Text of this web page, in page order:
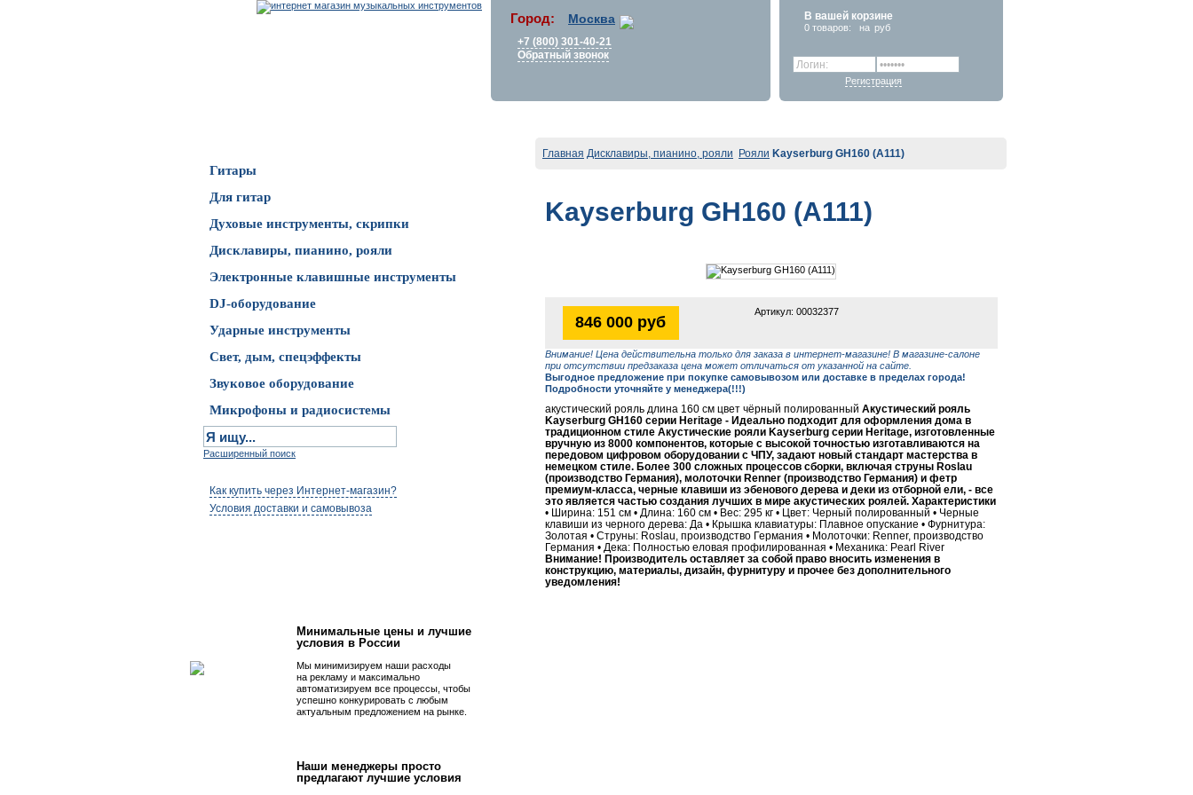
Город: Москва
+7 (800) 301-40-21
Обратный звонок
В вашей корзине
0 товаров: на руб
Регистрация
Гитары
Для гитар
Духовые инструменты, скрипки
Дисклавиры, пианино, рояли
Электронные клавишные инструменты
DJ-оборудование
Ударные инструменты
Свет, дым, спецэффекты
Звуковое оборудование
Микрофоны и радиосистемы
Расширенный поиск
Как купить через Интернет-магазин?
Условия доставки и самовывоза
Минимальные цены и лучшие
условия в России
Мы минимизируем наши расходы
на рекламу и максимально
автоматизируем все процессы, чтобы
успешно конкурировать с любым
актуальным предложением на рынке.
Наши менеджеры просто
предлагают лучшие условия
Главная Дисклавиры, пианино, рояли Рояли Kayserburg GH160 (A111)
Kayserburg GH160 (A111)
846 000 руб
Артикул: 00032377
Внимание! Цена действительна только для заказа в интернет-магазине! В магазине-салоне
при отсутствии предзаказа цена может отличаться от указанной на сайте.
Выгодное предложение при покупке самовывозом или доставке в пределах города!
Подробности уточняйте у менеджера(!!!)
акустический рояль длина 160 см цвет чёрный полированный Акустический рояль
Kayserburg GH160 серии Heritage - Идеально подходит для оформления дома в
традиционном стиле Акустические рояли Kayserburg серии Heritage, изготовленные
вручную из 8000 компонентов, которые с высокой точностью изготавливаются на
передовом цифровом оборудовании с ЧПУ, задают новый стандарт мастерства в
немецком стиле. Более 300 сложных процессов сборки, включая струны Roslau
(производство Германия), молоточки Renner (производство Германия) и фетр
премиум-класса, черные клавиши из эбенового дерева и деки из отборной ели, - все
это является частью создания лучших в мире акустических роялей. Характеристики
• Ширина: 151 см • Длина: 160 см • Вес: 295 кг • Цвет: Черный полированный • Черные
клавиши из черного дерева: Да • Крышка клавиатуры: Плавное опускание • Фурнитура:
Золотая • Струны: Roslau, производство Германия • Молоточки: Renner, производство
Германия • Дека: Полностью еловая профилированная • Механика: Pearl River
Внимание! Производитель оставляет за собой право вносить изменения в
конструкцию, материалы, дизайн, фурнитуру и прочее без дополнительного
уведомления!